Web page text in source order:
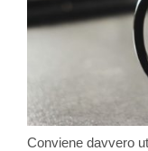
Conviene davvero